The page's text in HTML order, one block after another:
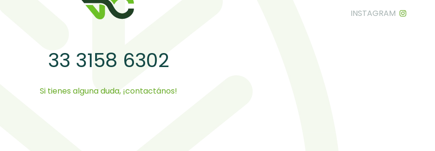
33 3158 6302
Si tienes alguna duda, ¡contactános!
INSTAGRAM